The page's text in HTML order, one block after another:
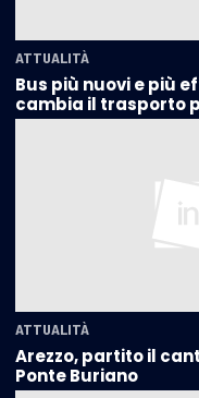
ATTUALITÀ
Bus più nuovi e più
cambia il trasporto
ATTUALITÀ
Arezzo, partito il
Ponte Buriano